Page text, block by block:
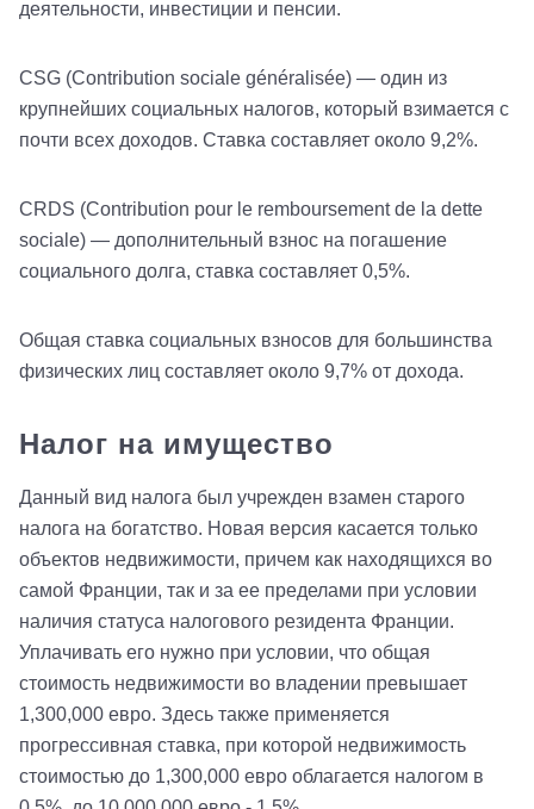
деятельности, инвестиции и пенсии.
CSG (Contribution sociale généralisée) — один из
крупнейших социальных налогов, который взимается с
почти всех доходов. Ставка составляет около 9,2%.
CRDS (Contribution pour le remboursement de la dette
sociale) — дополнительный взнос на погашение
социального долга, ставка составляет 0,5%.
Общая ставка социальных взносов для большинства
физических лиц составляет около 9,7% от дохода.
Налог на имущество
Данный вид налога был учрежден взамен старого
налога на богатство. Новая версия касается только
объектов недвижимости, причем как находящихся во
самой Франции, так и за ее пределами при условии
наличия статуса налогового резидента Франции.
Уплачивать его нужно при условии, что общая
стоимость недвижимости во владении превышает
1,300,000 евро. Здесь также применяется
прогрессивная ставка, при которой недвижимость
стоимостью до 1,300,000 евро облагается налогом в